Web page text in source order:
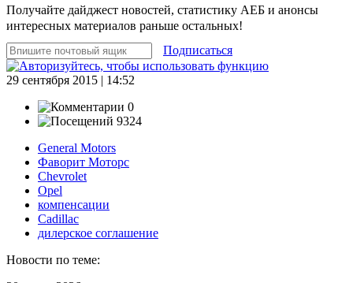
Получайте дайджест новостей, статистику АЕБ и анонсы
интересных материалов раньше остальных!
Подписаться
29 сентября 2015 | 14:52
0
9324
General Motors
Фаворит Моторс
Chevrolet
Opel
компенсации
Cadillac
дилерское соглашение
Новости по теме: